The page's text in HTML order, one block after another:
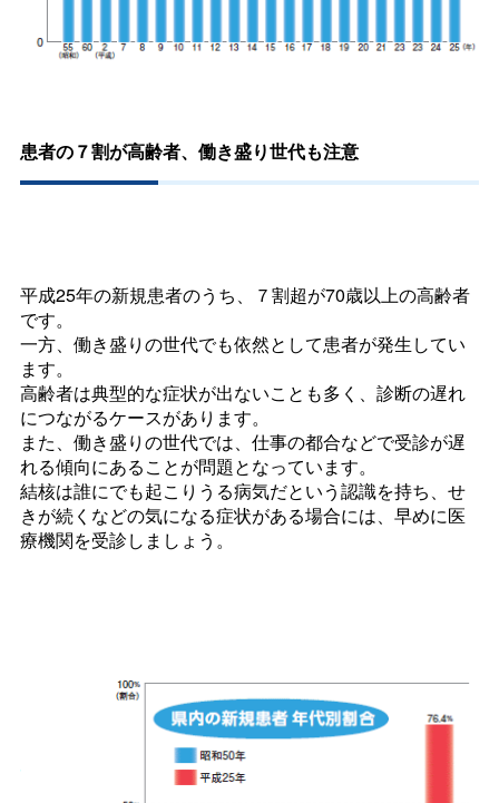
患者の７割が高齢者、働き盛り世代も注意
平成25年の新規患者のうち、７割超が70歳以上の高齢者
です。
一方、働き盛りの世代でも依然として患者が発生してい
ます。
高齢者は典型的な症状が出ないことも多く、診断の遅れ
につながるケースがあります。
また、働き盛りの世代では、仕事の都合などで受診が遅
れる傾向にあることが問題となっています。
結核は誰にでも起こりうる病気だという認識を持ち、せ
きが続くなどの気になる症状がある場合には、早めに医
療機関を受診しましょう。